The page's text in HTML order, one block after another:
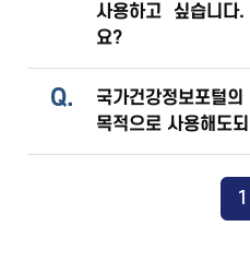
사용하고 싶습니
요?
Q.
국가건강정보포털
목적으로 사용해도
1